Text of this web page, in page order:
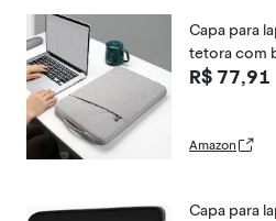
Capa para
tetora com
otebook HP
R$ 77,91
Amazon
Capa para